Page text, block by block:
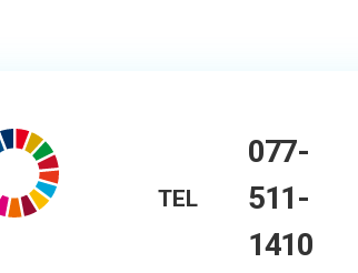
TEL
077-
511-
1410